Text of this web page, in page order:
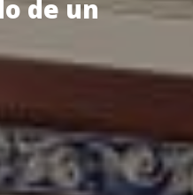
de un